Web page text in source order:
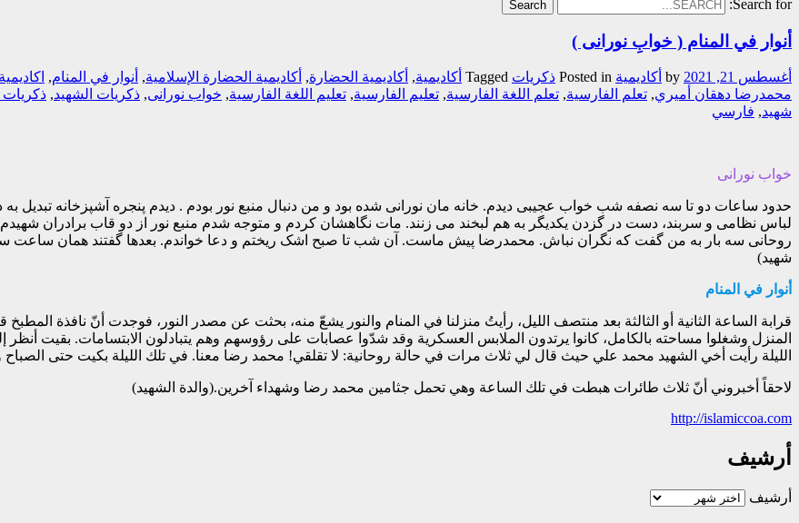
Search for:
أنوار في المنام ( خوابِ نورانی )
أغسطس 21, 2021 أکادیمیة Posted in ذکریات Tagged أكاديمية, أكاديمية الحضارة, أكاديمية الحضارة الإسلامية, أنوار في المنام, اكاديمية
محمدرضا دهقان أميري, تعلم الفارسية, تعلم اللغة الفارسية, تعليم الفارسية, تعليم اللغة الفارسية, خواب نورانی, ذكريات الشهيد, ذكريات
شهيد, فارسي
خواب نورانی
حدود ساعات دو تا سه نصفه شب خواب عجیبی دیدم. خانه مان نورانی شده بود و من دنبال منبع نور بودم . دیدم پنجره آشپزخانه تبدیل به
لباس نظامی و سربند، دست در گزدن یکدیگر به هم لبخند می زنند. مات نگاهشان کردم و متوجه شدم منبع نور از دو قاب برادران
روحانی سه بار به من گفت که نگران نباش. محمدرضا پیش ماست. آن شب تا صبح اشک ریختم و دعا خواندم. بعدها گفتند همان ساعت
شهید)
أنوار في المنام
قرابة الساعة الثانية أو الثالثة بعد منتصف الليل، رأيتُ منزلنا في المنام والنور يشعّ منه، بحثت عن مصدر النور، فوجدت أنّ نافذة
المنزل وشغلوا مساحته بالكامل، كانوا يرتدون الملابس العسكرية وقد شدّوا عصابات على رؤوسهم وهم يتبادلون الابتسامات. بقيت
الليلة رأيت أخي الشهيد محمد علي حيث قال لي ثلاث مرات في حالة روحانية: لا تقلقي! محمد رضا معنا. في تلك الليلة بكيت حتى الصباح
لاحقاً أخبروني أنّ ثلاث طائرات هبطت في تلك الساعة وهي تحمل جثامين محمد رضا وشهداء آخرين.(والدة الشهيد)
http://islamiccoa.com
أرشيف
أرشيف